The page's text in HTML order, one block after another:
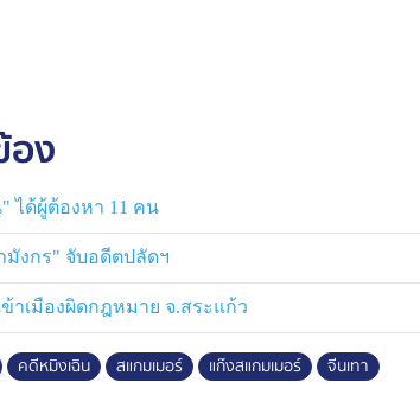
ย่างในโทรศัพท์มือถือ แล้วเชื่อได้ว่าไม่น่าจะกระท
มเมอร์ เพียงอย่างเดียว ซึ่งยังบอกไม่ได้ว่าเกี่ยวข้อ
ษฐ์ สัมพันธรัตน์ ปลัดกระทรวงมหาดไทย ร่อนหนังสื
ช้กฎหมายอย่างเข้มงวด จริงจัง ป้องกันและปราบป
ชีพผิดกฎหมาย ธุรกิจนอมินี ยาเสพติด ความผิดเ
เพื่อสร้างความปลอดภัยให้ประชาชนและบรรยาก
งเป็นไปตามนโยบายของนายกรัฐมนตรี หลังวันส
า จังหวัดภูเก็ต แก้ไขปัญหาการบุกรุกชายหาดสา
อง
ได้ผู้ต้องหา 11 คน
มังกร" จับอดีตปลัดฯ
าเมืองผิดกฎหมาย จ.สระแก้ว
คดีหมิงเฉิน สแกมเมอร์ แก๊งสแกมเมอร์ จีนเทา